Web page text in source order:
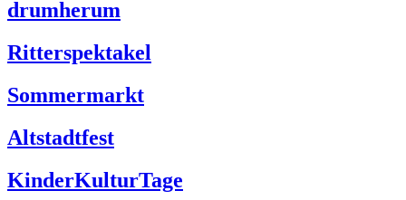
drumherum
Ritterspektakel
Sommermarkt
Altstadtfest
KinderKulturTage